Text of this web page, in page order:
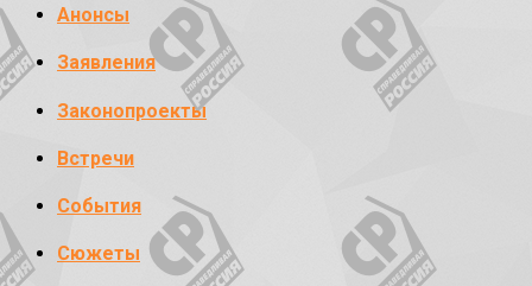
Анонсы
Заявления
Законопроекты
Встречи
События
Сюжеты